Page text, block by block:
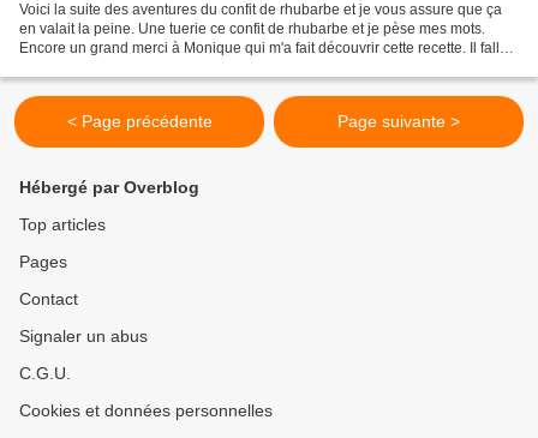
Voici la suite des aventures du confit de rhubarbe et je vous assure que ça
en valait la peine. Une tuerie ce confit de rhubarbe et je pèse mes mots.
Encore un grand merci à Monique qui m'a fait découvrir cette recette. Il fallait
< Page précédente Page suivante >
Hébergé par Overblog
Top articles
Pages
Contact
Signaler un abus
C.G.U.
Cookies et données personnelles